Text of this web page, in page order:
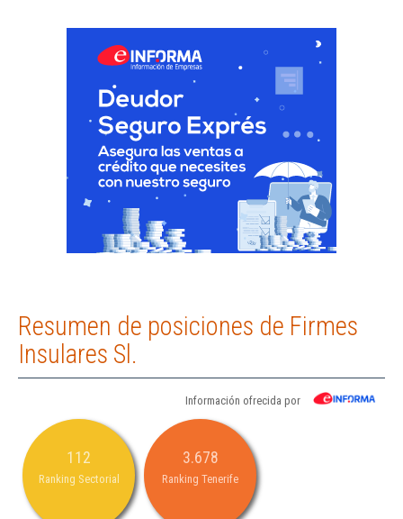
Resumen de posiciones de Firmes
Insulares Sl.
Información ofrecida por
112
Ranking Sectorial
3.678
Ranking Tenerife